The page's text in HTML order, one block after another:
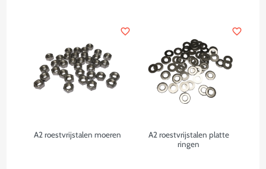
A2 roestvrijstalen moeren
favorite_border
A2 roestvrijstalen platte
ringen
favorite_border